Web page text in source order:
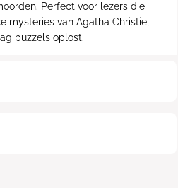
Perfect voor lezers die
mysteries van Agatha Christie,
puzzels oplost.